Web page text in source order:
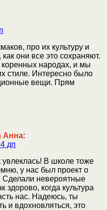
про их культуру и
они все это сохраняют.
народах, и мы
стиле. Интересно было
вещи. Прям
Анна:
дп
увлеклась! В школе тоже
у нас был проект о
Сделали невероятные
здорово, когда культура
нас. Надеюсь, ты
и вдохновляться, это